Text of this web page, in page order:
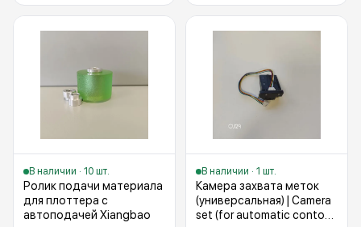
В наличии · 10 шт.
Ролик подачи материала
для плоттера с
автоподачей Xiangbao
В наличии · 1 шт.
Камера захвата меток
(универсальная) | Camera
set (for automatic contour